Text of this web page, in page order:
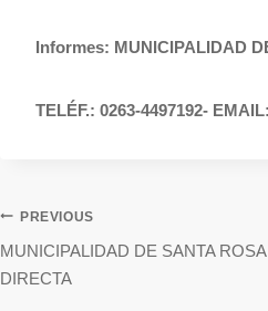
Informes: MUNICIPALIDAD
TELÉF.: 0263-4497192- EMAIL:
PREVIOUS
MUNICIPALIDAD DE SANTA
DIRECTA